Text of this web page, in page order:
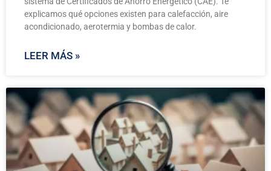
explicamos qué opciones existen para calefacción, aire
acondicionado, aerotermia y bombas de calor.
LEER MÁS »